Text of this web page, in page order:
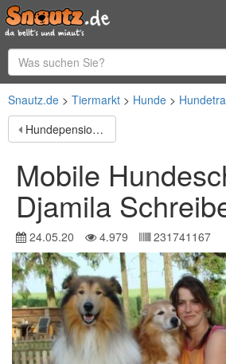
Snautz.de Tiermarkt Hunde
Hundepension Trapp & Bossert
Mobile
Djamila
24.05.20 4.979 231741167